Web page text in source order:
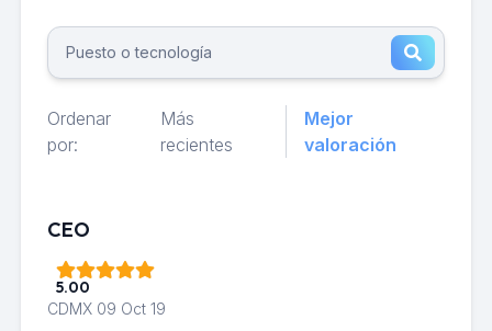
Ordenar
por:
Más
recientes
Mejor
valoración
CEO
5.00
CDMX 09 Oct 19